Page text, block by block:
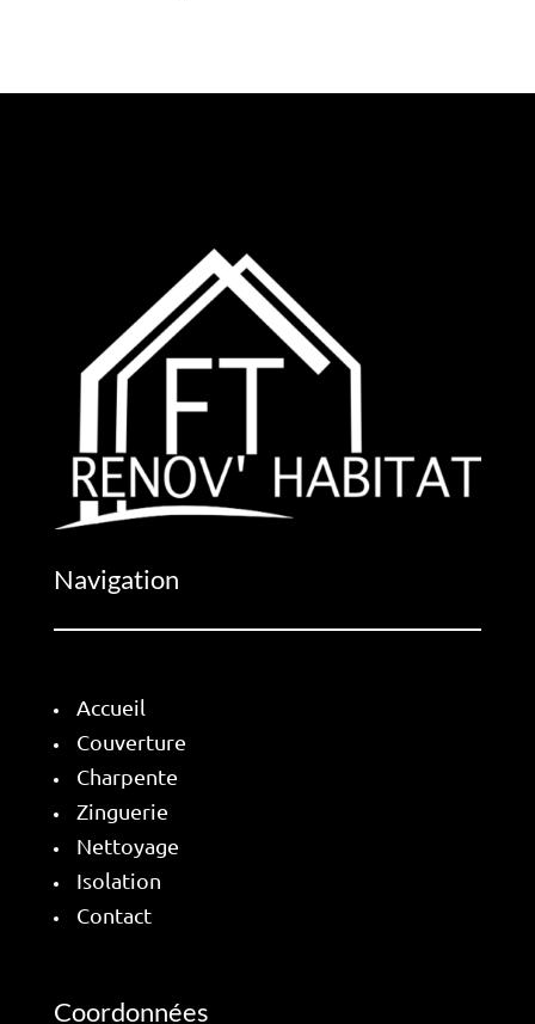
Navigation
Accueil
Couverture
Charpente
Zinguerie
Nettoyage
Isolation
Contact
Coordonnées